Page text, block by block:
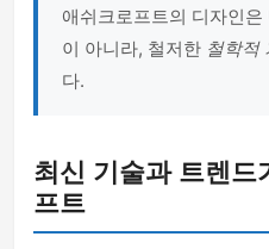
애쉬크로프트의 디자인
이 아니라, 철저한 철학적
다.
최신 기술과 트렌드
프트